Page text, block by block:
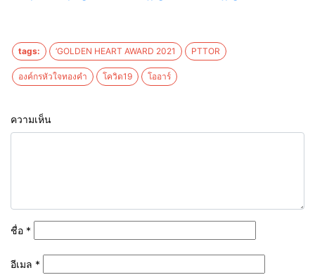
tags: ‘GOLDEN HEART AWARD 2021 PTTOR
องค์กรหัวใจทองคำ โควิด19 โออาร์
ความเห็น
ชื่อ *
อีเมล *